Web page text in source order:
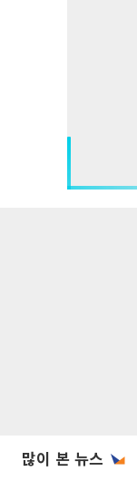
많이 본 뉴스